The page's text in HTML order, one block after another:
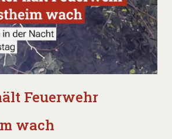
Feuerwehr
wach